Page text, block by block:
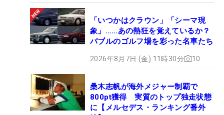
「いつかはクラウン」「シーマ現
象」……あの熱狂を覚えているか？
バブルのゴルフ場を彩った名車たち
2026年8月7日 (金) 11時30分 10
桑木志帆が海外メジャー制覇で
800pt獲得 実質のトップ独走状態
に【メルセデス・ランキング番外